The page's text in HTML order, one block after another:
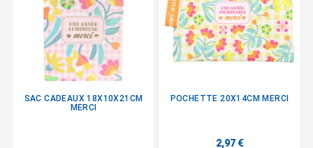
SAC CADEAUX 18X10X21CM
MERCI
POCHETTE 20X14CM MERCI
2,97 €